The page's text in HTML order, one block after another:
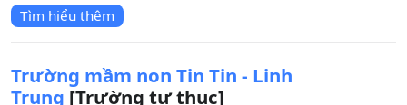
Tìm hiểu thêm
Trường mầm non Tin Tin - Linh
Trung [Trường tư thục]